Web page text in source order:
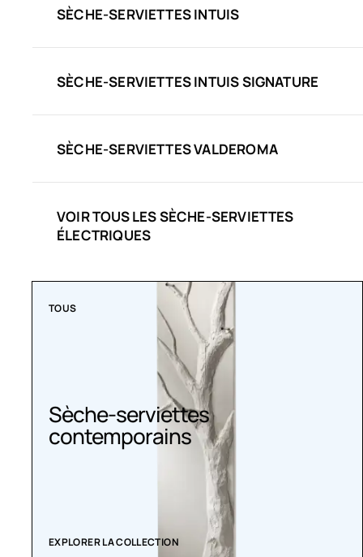
SÈCHE-SERVIETTES INTUIS
SÈCHE-SERVIETTES INTUIS SIGNATURE
SÈCHE-SERVIETTES VALDEROMA
VOIR TOUS LES SÈCHE-SERVIETTES
ÉLECTRIQUES
TOUS
Sèche-serviettes
contemporains
EXPLORER LA COLLECTION